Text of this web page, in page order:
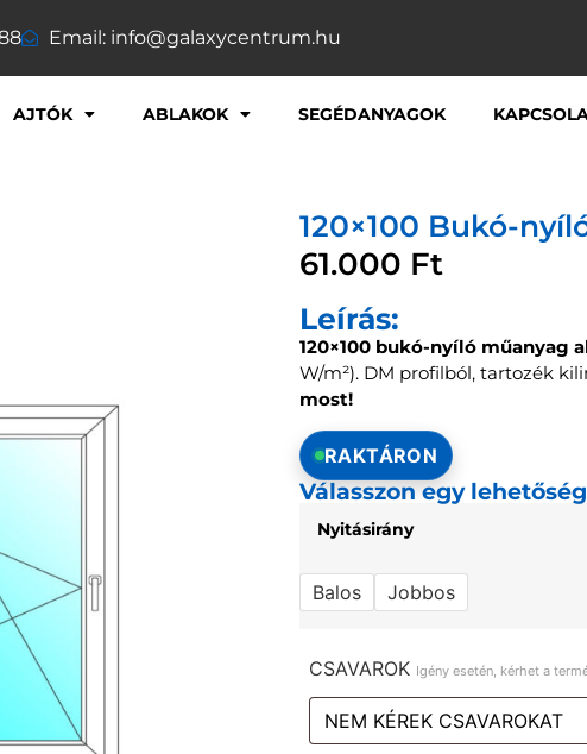
Email: info@galaxycentrum.hu
AJTÓK ABLAKOK SEGÉDANYAGOK
120×100 Bukó-
61.000 Ft
Leírás:
120×100 bukó-nyíló műanyag
W/m²). DM profilból, tartozék
most!
RAKTÁRON
Válasszon egy
Nyitásirány
Balos Jobbos
CSAVAROK Igény esetén, kérhet a